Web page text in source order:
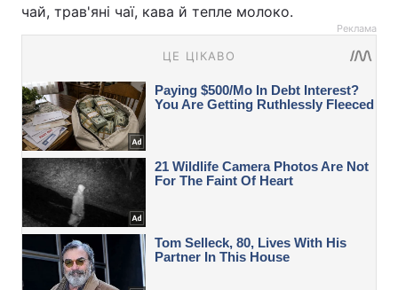
чай, трав'яні чаї, кава й тепле молоко.
Реклама